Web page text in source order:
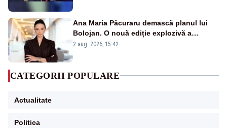
Ana Maria Păcuraru demască planul lui
Bolojan. O nouă ediție explozivă a
emisiunii „Miza Zilei” la Realitatea PLUS
2 aug. 2026, 15:42
CATEGORII POPULARE
Actualitate
Politica